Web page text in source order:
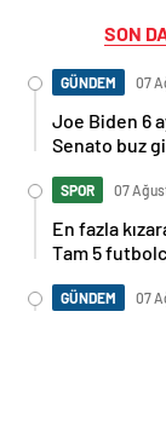
SON
GÜNDEM 07
Joe Biden 6
Senato buz
SPOR 07
En fazla
Tam 5
GÜNDEM 07